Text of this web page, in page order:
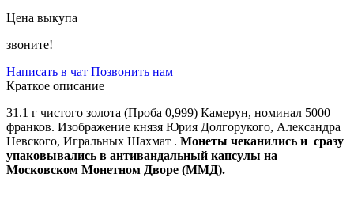
Цена выкупа
звоните!
Написать в чат Позвонить нам
Краткое описание
31.1 г чистого золота (Проба 0,999) Камерун, номинал 5000
франков. Изображение князя Юрия Долгорукого, Александра
Невского, Игральных Шахмат . Монеты чеканились и сразу
упаковывались в антивандальный капсулы на
Московском Монетном Дворе (ММД).